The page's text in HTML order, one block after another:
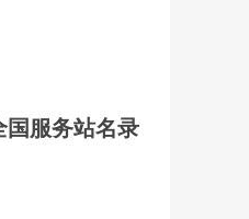
国服务站名录